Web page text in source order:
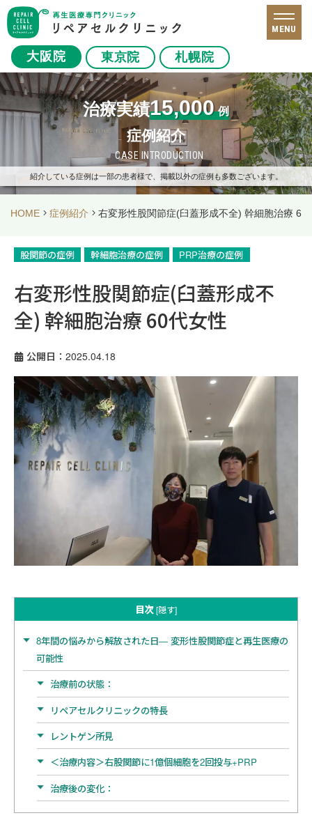
大阪院 東京院 札幌院
MENU
治療実績15,000 例
症例紹介
CASE INTRODUCTION
紹介している症例は一部の患者様で、掲載以外の症例も多数ございます。
HOME 症例紹介 右変形性股関節症(臼蓋形成不全) 幹細胞治療 60
股関節の症例 幹細胞治療の症例 PRP治療の症例
右変形性股関節症(臼蓋形成不
全) 幹細胞治療 60代女性
公開日：2025.04.18
目次 [隠す]
8年間の悩みから解放された日― 変形性股関節症と再生医療の
可能性
治療前の状態：
リペアセルクリニックの特長
レントゲン所見
＜治療内容＞右股関節に1億個細胞を2回投与+PRP
治療後の変化：